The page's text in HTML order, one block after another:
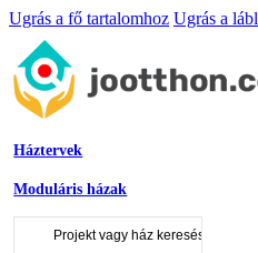
Ugrás a fő tartalomhoz Ugrás a
Háztervek
Moduláris házak